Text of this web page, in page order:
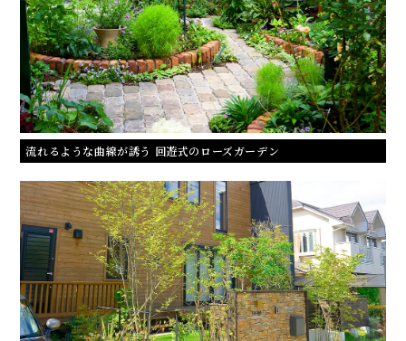
流れるような曲線が誘う 回遊式のローズガーデン